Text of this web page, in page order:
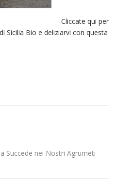
Cliccate qui per
Sicilia Bio e deliziarvi con questa
Succede nei Nostri Agrumeti